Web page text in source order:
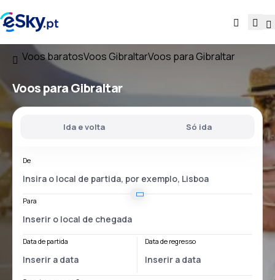
Voos baratosVoos GibraltarVoos para Gibraltar
Voospara Gibraltar
Ida e volta Só ida
De
Para
Data de partida Data de regresso